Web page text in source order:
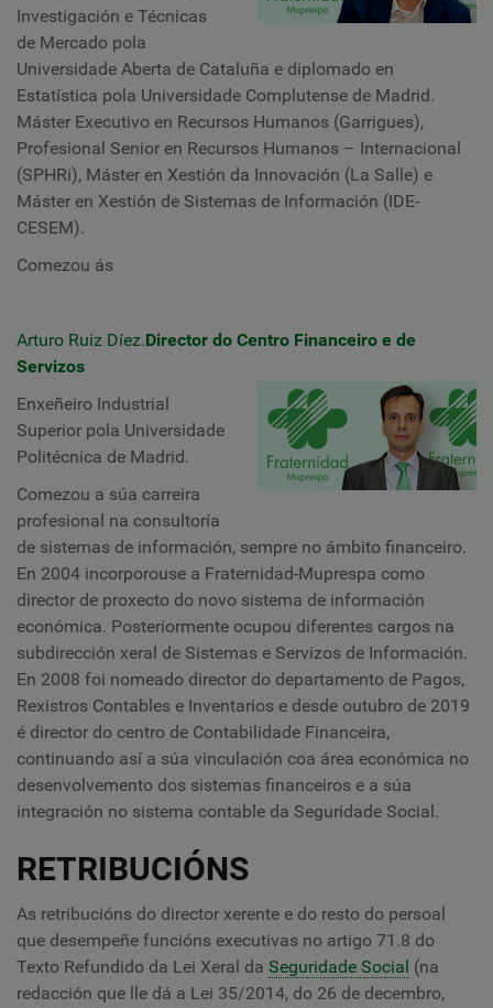
Investigación e Técnicas
de Mercado pola
Universidade Aberta de Cataluña e diplomado en
Estatística pola Universidade Complutense de Madrid.
Máster Executivo en Recursos Humanos (Garrigues),
Profesional Senior en Recursos Humanos – Internacional
(SPHRi), Máster en Xestión da Innovación (La Salle) e
Máster en Xestión de Sistemas de Información (IDE-
CESEM).
Comezou ás
Arturo Ruiz Díez.Director do Centro Financeiro e de
Servizos
Enxeñeiro Industrial
Superior pola Universidade
Politécnica de Madrid.
Comezou a súa carreira
profesional na consultoría
de sistemas de información, sempre no ámbito financeiro.
En 2004 incorporouse a Fraternidad-Muprespa como
director de proxecto do novo sistema de información
económica. Posteriormente ocupou diferentes cargos na
subdirección xeral de Sistemas e Servizos de Información.
En 2008 foi nomeado director do departamento de Pagos,
Rexistros Contables e Inventarios e desde outubro de 2019
é director do centro de Contabilidade Financeira,
continuando así a súa vinculación coa área económica no
desenvolvemento dos sistemas financeiros e a súa
integración no sistema contable da Seguridade Social.
RETRIBUCIÓNS
As retribucións do director xerente e do resto do persoal
que desempeñe funcións executivas no artigo 71.8 do
Texto Refundido da Lei Xeral da Seguridade Social (na
redacción que lle dá a Lei 35/2014, do 26 de decembro,